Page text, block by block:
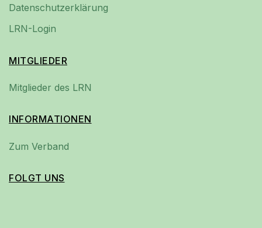
Datenschutzerklärung
LRN-Login
MITGLIEDER
Mitglieder des LRN
INFORMATIONEN
Zum Verband
FOLGT UNS